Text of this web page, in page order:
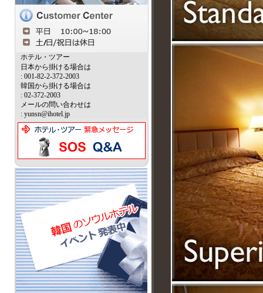
ホテル・ツアー
日本から掛ける場合は
: 001-82-2-372-2003
韓国から掛ける場合は
: 02-372-2003
メールの問い合わせは
: yunsn@ihotel.jp